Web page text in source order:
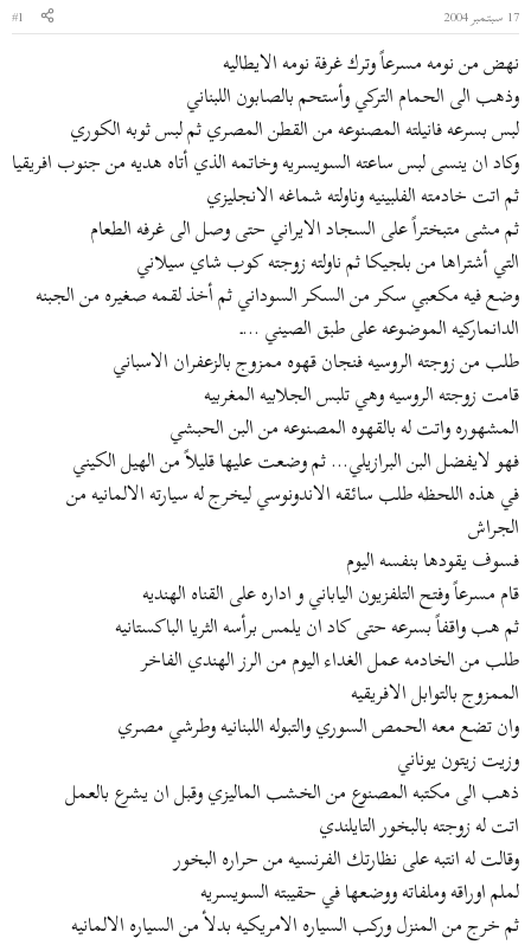
م
و
ض
ع
ل
ب
د
ء
17 سبتمبر 2004
#1
نهض من نومه مسرعاً وترك غرفة نومه الايطاليه
وذهب الى الحمام التركي وأستحم بالصابون اللبناني
لبس بسرعه فانيلته المصنوعه من القطن المصري ثم لبس ثوبه الكوري
وكاد ان ينسى لبس ساعته السويسريه وخاتمه الذي أتاه هديه من جنوب افريقيا
ثم اتت خادمته الفلبينيه وناولته شماغه الانجليزي
ثم مشى متبختراً على السجاد الايراني حتى وصل الى غرفه الطعام
التي أشتراها من بلجيكا ثم ناولته زوجته كوب شاي سيلاني
وضع فيه مكعبي سكر من السكر السوداني ثم أخذ لقمه صغيره من الجبنه
الدانماركيه الموضوعه على طبق الصيني ...ـ
طلب من زوجته الروسيه فنجان قهوه ممزوج بالزعفران الاسباني
قامت زوجته الروسيه وهي تلبس الجلابيه المغربيه
المشهوره واتت له بالقهوه المصنوعه من البن الحبشي
فهو لايفضل البن البرازيلي... ثم وضعت عليها قليلاً من الهيل الكيني
في هذه اللحظه طلب سائقه الاندونوسي ليخرج له سيارته الالمانيه من
الجراش
فسوف يقودها بنفسه اليوم
قام مسرعاً وفتح التلفزيون الياباني و اداره على القناه الهنديه
ثم هب واقفاً بسرعه حتى كاد ان يلمس برأسه الثريا الباكستانيه
طلب من الخادمه عمل الغداء اليوم من الرز الهندي الفاخر
الممزوج بالتوابل الافريقيه
وان تضع معه الحمص السوري والتبوله اللبنانيه وطرشي مصري
وزيت زيتون يوناني
ذهب الى مكتبه المصنوع من الخشب الماليزي وقبل ان يشرع بالعمل
اتت له زوجته بالبخور التايلندي
وقالت له انتبه على نظارتك الفرنسيه من حراره البخور
لملم اوراقه وملفاته ووضعها في حقيبته السويسريه
ثم خرج من المنزل وركب السياره الامريكيه بدلأ من السياره الالمانيه